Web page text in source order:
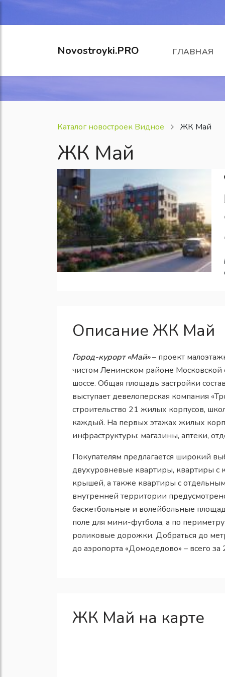
Novostroyki.PRO ГЛАВНАЯ
Каталог новостроек Видное ЖК Май
ЖК Май
Описание ЖК Май
Город-курорт «Май»– проект
чистом Ленинском районе
шоссе. Общая площадь застройки
выступает девелоперская компания
строительство 21 жилых корпусов,
каждый. На первых этажах жилых
инфраструктуры: магазины, аптеки,
Покупателям предлагается широкий
двухуровневые квартиры, квартиры с
крышей, а также квартиры с
внутренней территории
баскетбольные и волейбольные
поле для мини-футбола, а по
роликовые дорожки. Добраться до
до аэропорта «Домодедово» – всего за
ЖК Май на карте